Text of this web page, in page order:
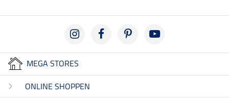
MEGA STORES
ONLINE SHOPPEN